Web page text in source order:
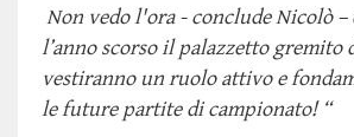
Non vedo l'ora - conclude Nicolò –
l’anno scorso il palazzetto gremito
vestiranno un ruolo attivo e
le future partite di campionato! “